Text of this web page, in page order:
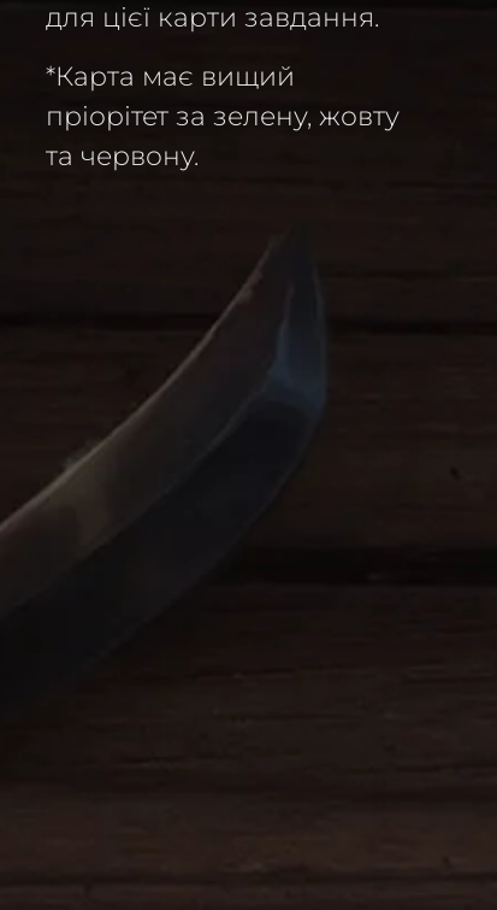
для цієї карти завдання.
*Карта має вищий
пріорітет за зелену, жовту
та червону.